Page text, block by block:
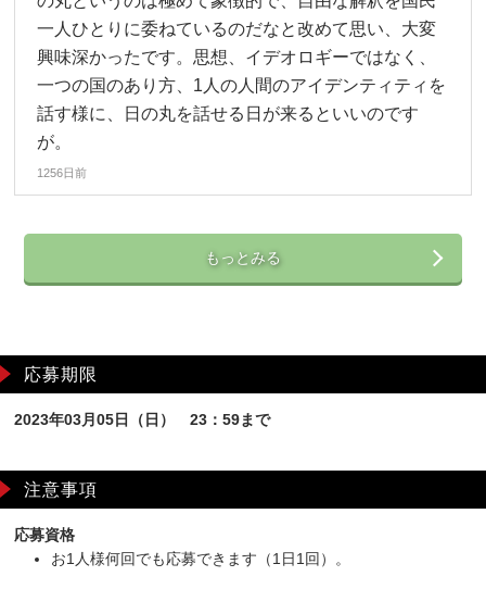
一人ひとりに委ねているのだなと改めて思い、大変
興味深かったです。思想、イデオロギーではなく、
一つの国のあり方、1人の人間のアイデンティティを
話す様に、日の丸を話せる日が来るといいのです
が。
1256日前
もっとみる
応募期限
2023年03月05日（日） 23：59まで
注意事項
応募資格
お1人様何回でも応募できます（1日1回）。